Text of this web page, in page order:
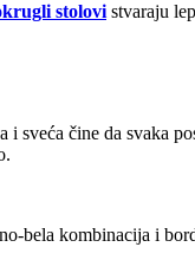
stolovi stvaraju
sveća čine da svaka
bela kombinacija i